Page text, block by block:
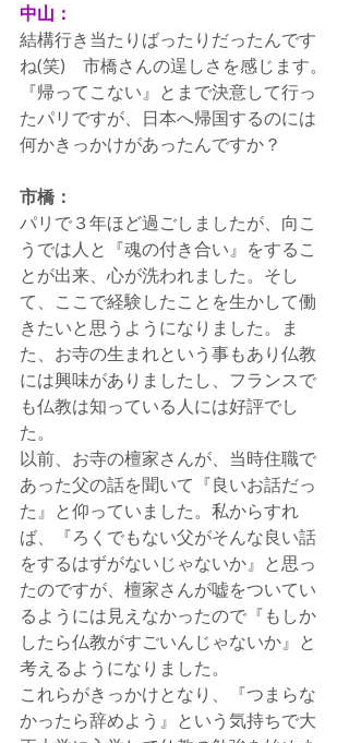
中山：
結構行き当たりばったりだったんです
ね(笑)　市橋さんの逞しさを感じます。
『帰ってこない』とまで決意して行っ
たパリですが、日本へ帰国するのには
何かきっかけがあったんですか？
市橋：
パリで３年ほど過ごしましたが、向こ
うでは人と『魂の付き合い』をするこ
とが出来、心が洗われました。そし
て、ここで経験したことを生かして働
きたいと思うようになりました。ま
た、お寺の生まれという事もあり仏教
には興味がありましたし、フランスで
も仏教は知っている人には好評でし
た。
以前、お寺の檀家さんが、当時住職で
あった父の話を聞いて『良いお話だっ
た』と仰っていました。私からすれ
ば、『ろくでもない父がそんな良い話
をするはずがないじゃないか』と思っ
たのですが、檀家さんが嘘をついてい
るようには見えなかったので『もしか
したら仏教がすごいんじゃないか』と
考えるようになりました。
これらがきっかけとなり、『つまらな
かったら辞めよう』という気持ちで大